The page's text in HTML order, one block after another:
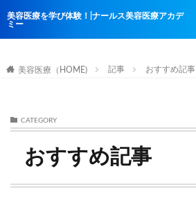
美容医療を学び体験！|ナールス美容医療アカデ
ミー
美容医療（HOME) 記事 おすすめ記事
CATEGORY
おすすめ記事